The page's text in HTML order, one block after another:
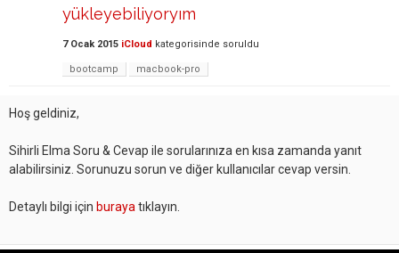
yükleyebiliyoryım
7 Ocak 2015 iCloud kategorisinde soruldu
bootcamp macbook-pro
Hoş geldiniz,
Sihirli Elma Soru & Cevap ile sorularınıza en kısa zamanda yanıt
alabilirsiniz. Sorunuzu sorun ve diğer kullanıcılar cevap versin.
Detaylı bilgi için buraya tıklayın.